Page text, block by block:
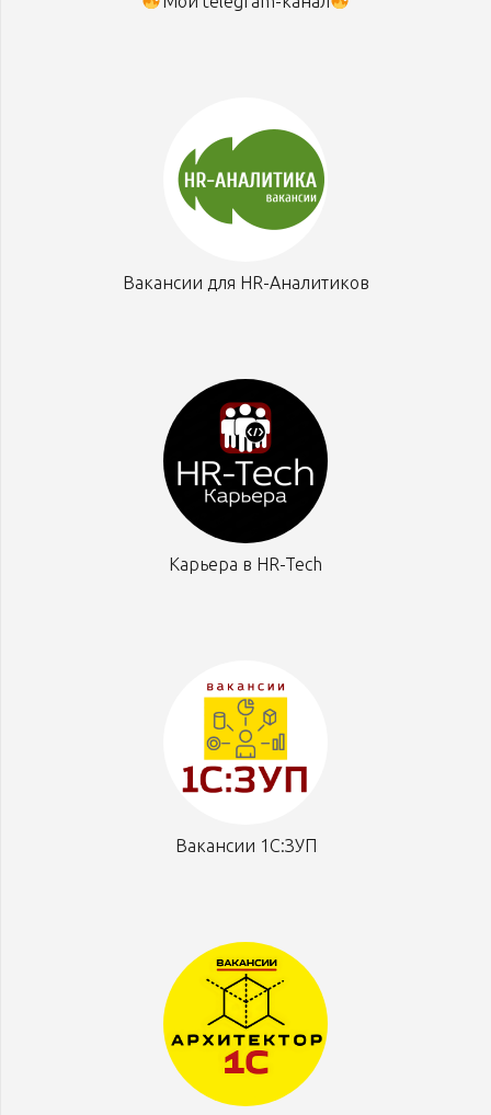
Вакансии для HR-Аналитиков
Карьера в HR-Tech
Вакансии 1С:ЗУП